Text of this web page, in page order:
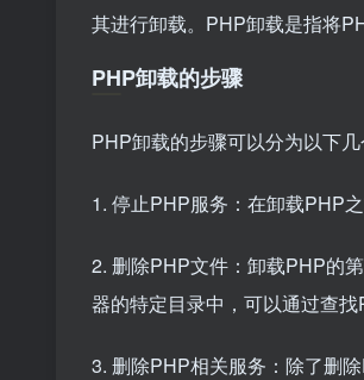
其进行卸载。PHP卸载是指将
PHP卸载的步骤
PHP卸载的步骤可以分为以下几
1. 停止PHP服务：在卸载PHP
2. 删除PHP文件：卸载PHP的
器的特定目录中，可以通过查找
3. 删除PHP相关服务：除了删